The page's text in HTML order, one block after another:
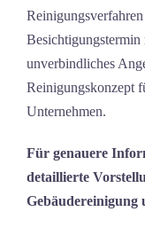
Besichtigungstermin
unverbindliches
Reinigungskonzept
Unternehmen.
Für genauere
detaillierte
Gebäudereinigung